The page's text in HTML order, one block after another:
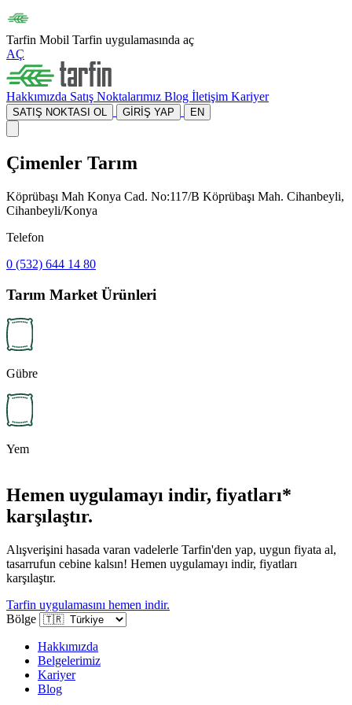
Tarfin Mobil Tarfin uygulamasında aç
AÇ
Hakkımızda Satış Noktalarımız Blog İletişim Kariyer
SATIŞ NOKTASI OL GİRİŞ YAP EN
Çimenler Tarım
Köprübaşı Mah Konya Cad. No:117/B Köprübaşı Mah. Cihanbeyli,
Cihanbeyli/Konya
Telefon
0 (532) 644 14 80
Tarım Market Ürünleri
Gübre
Yem
Hemen uygulamayı indir, fiyatları*
karşılaştır.
Alışverişini hasada varan vadelerle Tarfin'den yap, uygun fiyata al,
tasarrufun cebine kalsın! Hemen uygulamayı indir, fiyatları
karşılaştır.
Tarfin uygulamasını hemen indir.
Bölge
Hakkımızda
Belgelerimiz
Kariyer
Blog